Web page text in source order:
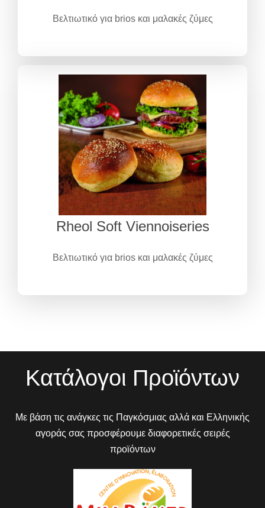
Βελτιωτικό για brios και μαλακές ζύμες
Rheol Soft Viennoiseries
Βελτιωτικό για brios και μαλακές ζύμες
Κατάλογοι Προϊόντων
Με βάση τις ανάγκες τις Παγκόσμιας αλλά και Ελληνικής
αγοράς σας προσφέρουμε διαφορετικές σειρές
προϊόντων